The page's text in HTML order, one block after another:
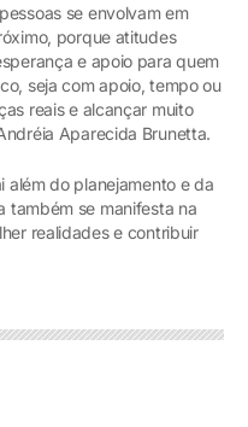
se envolvam em
porque atitudes
e apoio para quem
seja com apoio, tempo ou
reais e alcançar muito
Aparecida Brunetta.
além do planejamento e da
também se manifesta na
realidades e contribuir